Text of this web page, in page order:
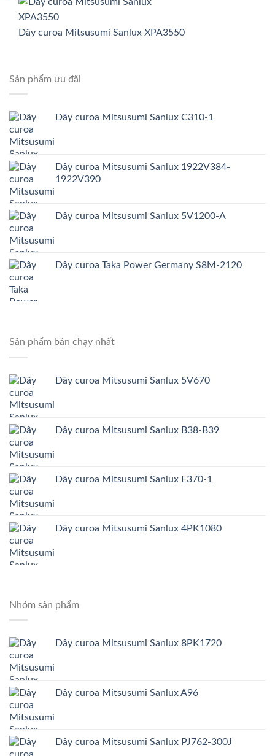
Dây curoa Mitsusumi Sanlux XPA3550
Sản phẩm ưu đãi
Dây curoa Mitsusumi Sanlux C310-1
Dây curoa Mitsusumi Sanlux 1922V384-
1922V390
Dây curoa Mitsusumi Sanlux 5V1200-A
Dây curoa Taka Power Germany S8M-2120
Sản phẩm bán chạy nhất
Dây curoa Mitsusumi Sanlux 5V670
Dây curoa Mitsusumi Sanlux B38-B39
Dây curoa Mitsusumi Sanlux E370-1
Dây curoa Mitsusumi Sanlux 4PK1080
Nhóm sản phẩm
Dây curoa Mitsusumi Sanlux 8PK1720
Dây curoa Mitsusumi Sanlux A96
Dây curoa Mitsusumi Sanlux PJ762-300J